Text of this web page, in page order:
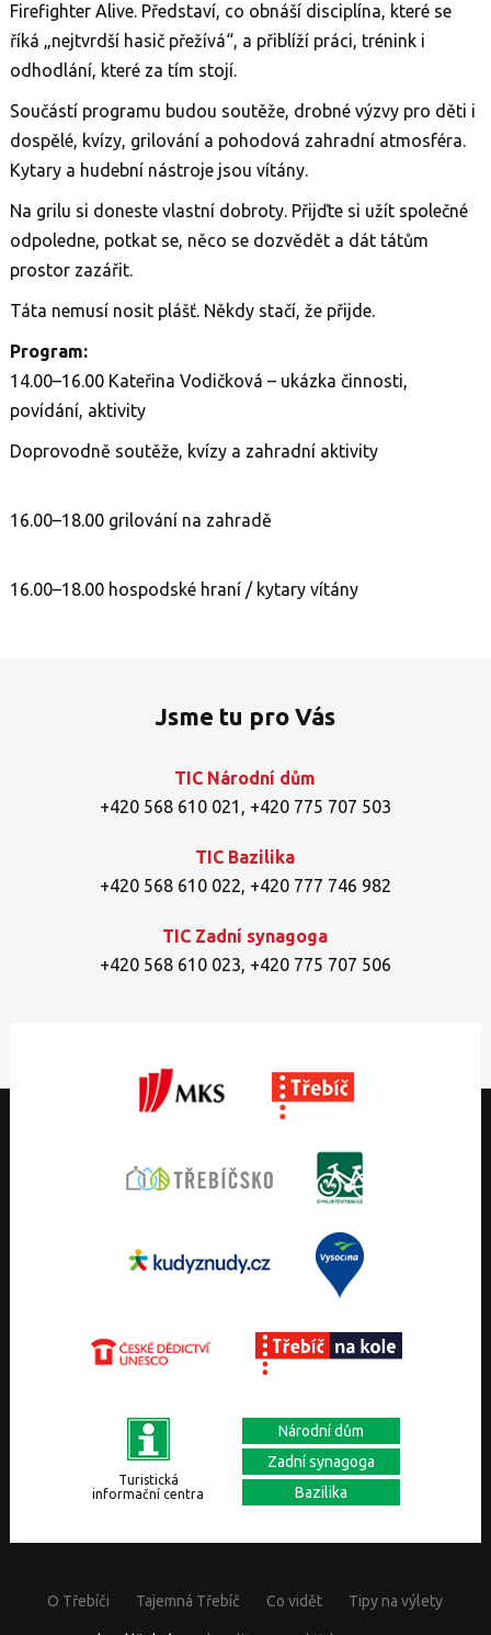
Firefighter Alive. Představí, co obnáší disciplína, které se
říká „nejtvrdší hasič přežívá“, a přiblíží práci, trénink i
odhodlání, které za tím stojí.
Součástí programu budou soutěže, drobné výzvy pro děti i
dospělé, kvízy, grilování a pohodová zahradní atmosféra.
Kytary a hudební nástroje jsou vítány.
Na grilu si doneste vlastní dobroty. Přijďte si užít společné
odpoledne, potkat se, něco se dozvědět a dát tátům
prostor zazářit.
Táta nemusí nosit plášť. Někdy stačí, že přijde.
Program:
14.00–16.00 Kateřina Vodičková – ukázka činnosti,
povídání, aktivity
Doprovodně soutěže, kvízy a zahradní aktivity
16.00–18.00 grilování na zahradě
16.00–18.00 hospodské hraní / kytary vítány
Jsme tu pro Vás
TIC Národní dům
+420 568 610 021 , +420 775 707 503
TIC Bazilika
+420 568 610 022, +420 777 746 982
TIC Zadní synagoga
+420 568 610 023, +420 775 707 506
Turistická
informační centra
Národní dům
Zadní synagoga
Bazilika
O Třebíči Tajemná Třebíč Co vidět Tipy na výlety